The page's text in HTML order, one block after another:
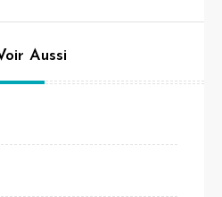
Aussi